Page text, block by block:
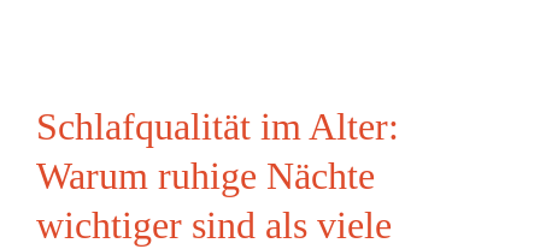
Schlafqualität im Alter:
Warum ruhige Nächte
wichtiger sind als viele